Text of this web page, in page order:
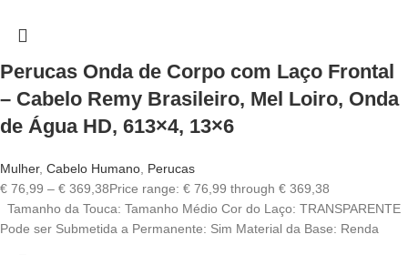
Perucas Onda de Corpo com Laço Frontal
– Cabelo Remy Brasileiro, Mel Loiro, Onda
de Água HD, 613×4, 13×6
Mulher, Cabelo Humano, Perucas
€ 76,99 – € 369,38Price range: € 76,99 through € 369,38
Tamanho da Touca: Tamanho Médio Cor do Laço: TRANSPARENTE
Pode ser Submetida a Permanente: Sim Material da Base: Renda